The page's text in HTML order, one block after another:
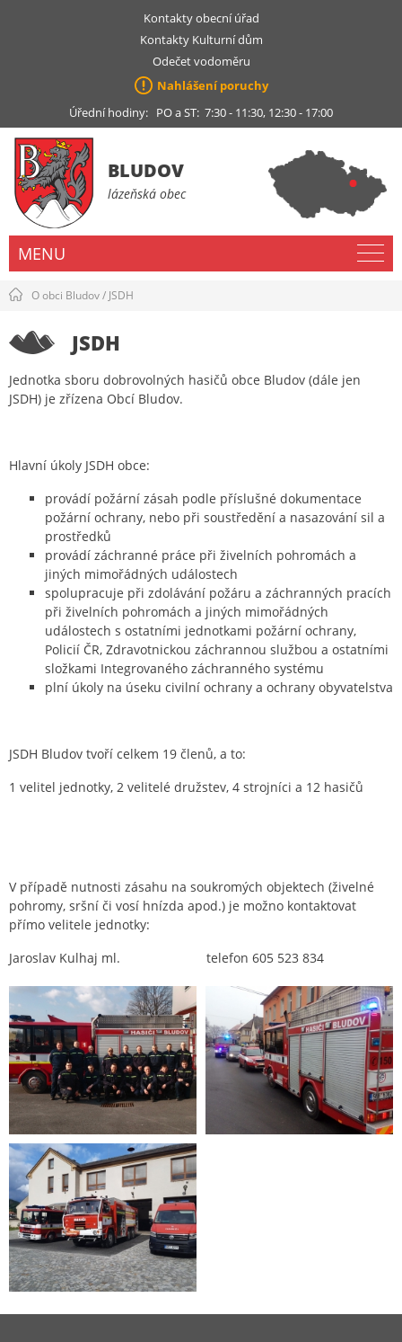
Kontakty obecní úřad
Kontakty Kulturní dům
Odečet vodoměru
Nahlášení poruchy
Úřední hodiny: PO a ST: 7:30 - 11:30, 12:30 - 17:00
BLUDOV
lázeňská obec
MENU
O obci Bludov/ JSDH
JSDH
Jednotka sboru dobrovolných hasičů obce Bludov (dále jen
JSDH) je zřízena Obcí Bludov.
Hlavní úkoly JSDH obce:
provádí požární zásah podle příslušné dokumentace
požární ochrany, nebo při soustředění a nasazování sil a
prostředků
provádí záchranné práce při živelních pohromách a
jiných mimořádných událostech
spolupracuje při zdolávání požáru a záchranných pracích
při živelních pohromách a jiných mimořádných
událostech s ostatními jednotkami požární ochrany,
Policií ČR, Zdravotnickou záchrannou službou a ostatními
složkami Integrovaného záchranného systému
plní úkoly na úseku civilní ochrany a ochrany obyvatelstva
JSDH Bludov tvoří celkem 19 členů, a to:
1 velitel jednotky, 2 velitelé družstev, 4 strojníci a 12 hasičů
V případě nutnosti zásahu na soukromých objektech (živelné
pohromy, sršní či vosí hnízda apod.) je možno kontaktovat
přímo velitele jednotky:
Jaroslav Kulhaj ml. telefon 605 523 834